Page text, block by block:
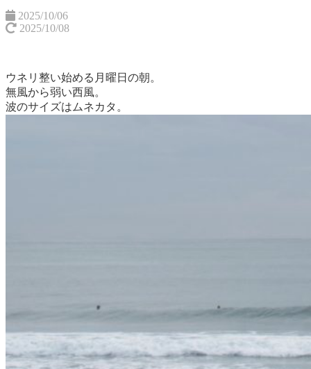
2025/10/06
2025/10/08
ウネリ整い始める月曜日の朝。
無風から弱い西風。
波のサイズはムネカタ。